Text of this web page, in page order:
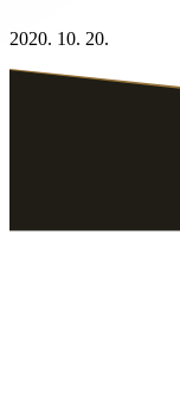
2020. 10. 20.